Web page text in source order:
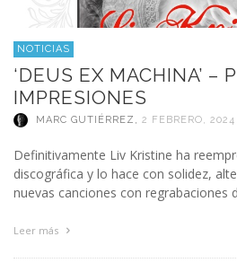
NOTICIAS
‘DEUS EX MACHINA’ –
IMPRESIONES
MARC GUTIÉRREZ , 2 FEBRERO, 2024
Definitivamente Liv Kristine ha
discográfica y lo hace con solidez,
nuevas canciones con regrabaciones
Leer más